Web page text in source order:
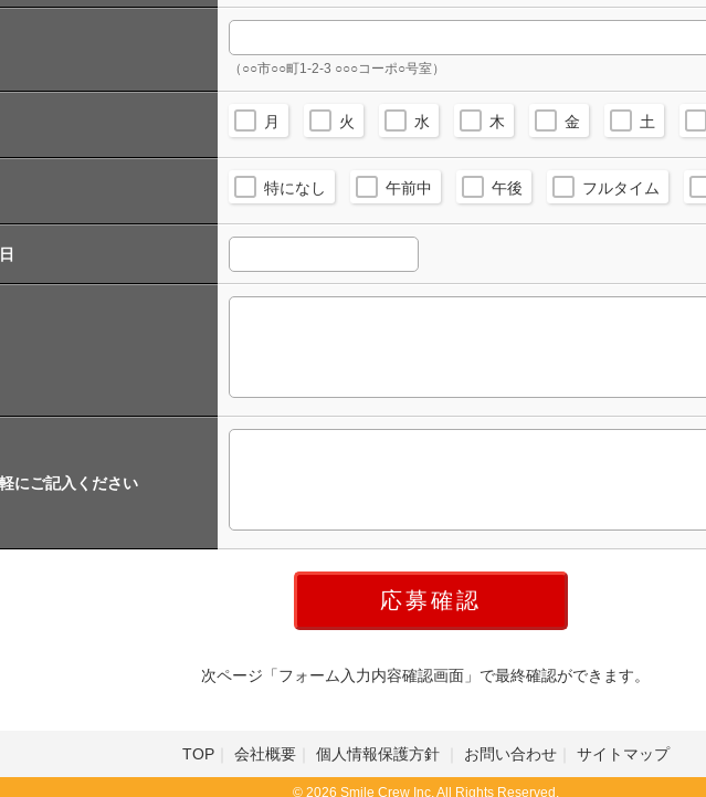
（○○市○○町1-2-3 ○○○コーポ○号室）
月 火 水 木 金 土
特になし 午前中 午後 フルタイム
にご記入ください
次ページ「フォーム入力内容確認画面」で最終確認ができます。
TOP 会社概要 個人情報保護方針 お問い合わせ サイトマップ
© 2026 Smile Crew Inc. All Rights Reserved.